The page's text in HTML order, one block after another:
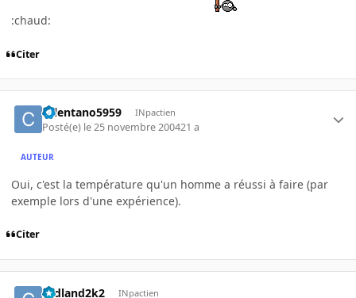
:chaud:
Citer
celentano5959 INpactien
Posté(e) le 25 novembre 200421 a
AUTEUR
Oui, c'est la température qu'un homme a réussi à faire (par
exemple lors d'une expérience).
Citer
cedland2k2 INpactien